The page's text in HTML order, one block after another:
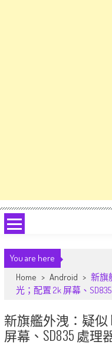
You are here
Home > Android > 新旗
光；配置 2k 屏幕、
新旗艦外洩：疑似
屏幕、SD835 處理